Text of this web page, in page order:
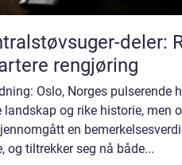
deler:
rengjøring
Oslo, Norges pulserende
landskap og rike historie, men
en
og tiltrekker seg nå både...